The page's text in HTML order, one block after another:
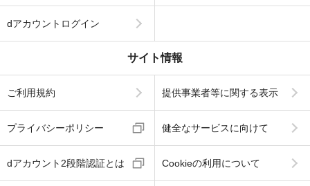
dアカウントログイン
サイト情報
ご利用規約 提供事業者等に関する表示
プライバシーポリシー 健全なサービスに向けて
dアカウント2段階認証とは Cookieの利用について